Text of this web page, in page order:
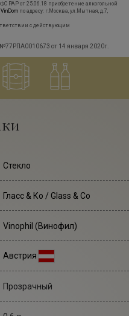
РАР от 25.06.18 приобретение алкогольной
VinDom по адресу: г.Москва, ул.Мытная, д.7,
с действующим
от 14 января 2020г.
Стекло
Гласс & Ко / Glass & Co
Vinophil (Винофил)
Австрия
Прозрачный